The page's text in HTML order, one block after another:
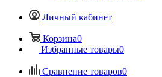
Личный кабинет
Корзина0
Избранные товары0
Сравнение товаров0